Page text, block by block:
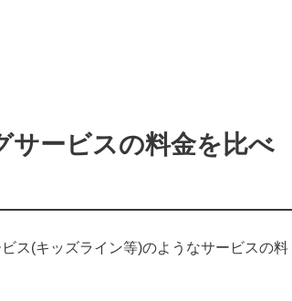
サービスの料金を比べ
ス(キッズライン等)のようなサービスの料